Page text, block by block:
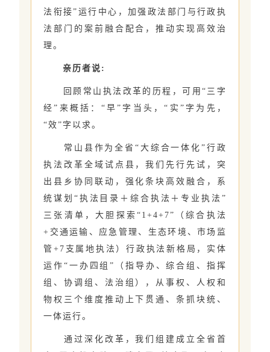
法衔接”运行中心，加强政法部门与行政执
法部门的案前融合配合，推动实现高效治
理。
亲历者说:
回顾常山执法改革的历程，可用“三字
经”来概括：“早”字当头，“实”字为先，
“效”字以求。
常山县作为全省“大综合一体化”行政
执法改革全域试点县，我们先行先试，突
出县乡协同联动，强化条块高效融合，系
统谋划“执法目录＋综合执法＋专业执法”
三张清单，大胆探索“1+4+7”（综合执法
+交通运输、应急管理、生态环境、市场监
管+7支属地执法）行政执法新格局，实体
运作“一办四组”（指导办、综合组、指挥
组、协调组、法治组），从事权、人权和
物权三个维度推动上下贯通、条抓块统、
一体运行。
通过深化改革，我们组建成立全省首